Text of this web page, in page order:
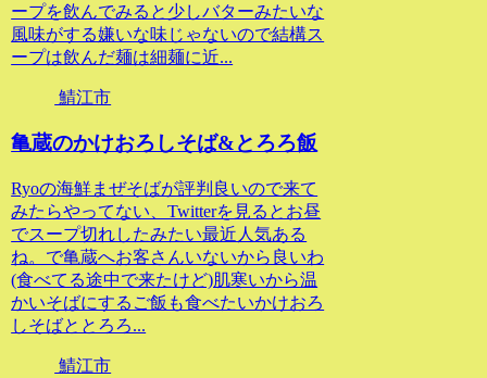
ープを飲んでみると少しバターみたいな
風味がする嫌いな味じゃないので結構ス
ープは飲んだ麺は細麺に近...
鯖江市
亀蔵のかけおろしそば&とろろ飯
Ryoの海鮮まぜそばが評判良いので来て
みたらやってない、Twitterを見るとお昼
でスープ切れしたみたい最近人気ある
ね。で亀蔵へお客さんいないから良いわ
(食べてる途中で来たけど)肌寒いから温
かいそばにするご飯も食べたいかけおろ
しそばととろろ...
鯖江市